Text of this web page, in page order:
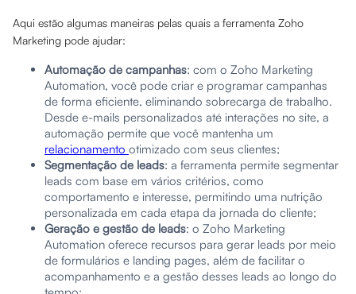
Aqui estão algumas maneiras pelas quais a ferramenta Zoho
Marketing pode ajudar:
Automação de campanhas: com o Zoho Marketing
Automation, você pode criar e programar campanhas
de forma eficiente, eliminando sobrecarga de trabalho.
Desde e-mails personalizados até interações no site, a
automação permite que você mantenha um
relacionamento otimizado com seus clientes;
Segmentação de leads: a ferramenta permite segmentar
leads com base em vários critérios, como
comportamento e interesse, permitindo uma nutrição
personalizada em cada etapa da jornada do cliente;
Geração e gestão de leads: o Zoho Marketing
Automation oferece recursos para gerar leads por meio
de formulários e landing pages, além de facilitar o
acompanhamento e a gestão desses leads ao longo do